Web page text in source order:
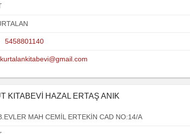
5458801140
kurtalankitabevi@gmail.com
KITABEVİ HAZAL ERTAŞ ANIK
MAH CEMİL ERTEKİN CAD NO:14/A